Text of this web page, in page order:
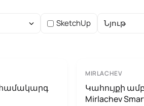
SketchUp Նյութ
MIRLACHEV
Կահույքի
Mirlachev